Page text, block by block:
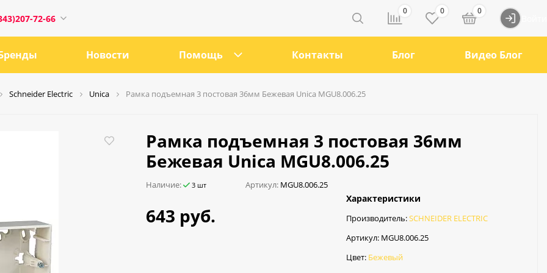
72-66
21
0 0 0
Новости Помощь Контакты Блог Видео Блог
Schneider Electric Unica Рамка подъемная 3 постовая 36мм Бежевая Unica MGU8.006.25
Рамка подъемная 3 постовая 36мм
Бежевая Unica MGU8.006.25
Наличие: 3 шт Артикул: MGU8.006.25
643 руб.
Характеристики
Производитель:SCHNEIDER ELECTRIC
Артикул: MGU8.006.25
Цвет: Бежевый